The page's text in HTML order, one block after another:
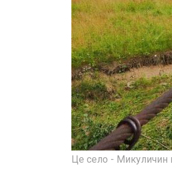
Це село - Микуличин